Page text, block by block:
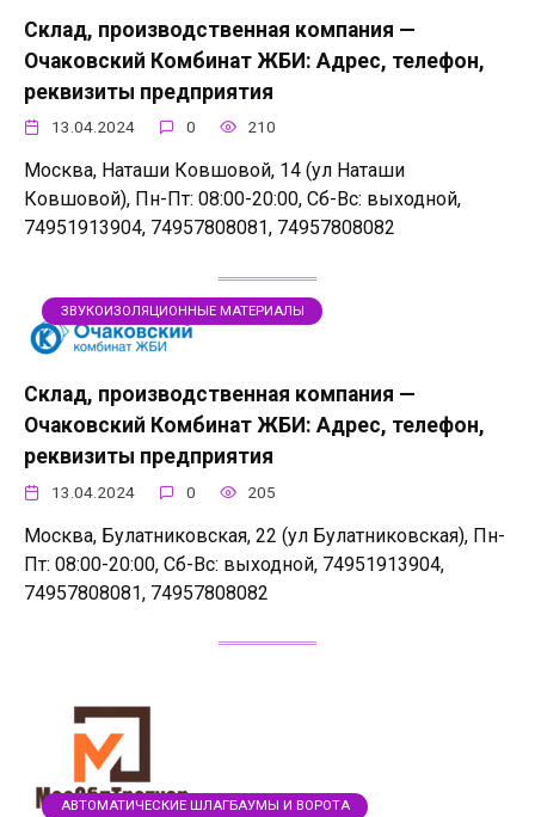
Склад, производственная компания —
Очаковский Комбинат ЖБИ: Адрес, телефон,
реквизиты предприятия
13.04.2024 0 210
Москва, Наташи Ковшовой, 14 (ул Наташи
Ковшовой), Пн-Пт: 08:00-20:00, Сб-Вс: выходной,
74951913904, 74957808081, 74957808082
ЗВУКОИЗОЛЯЦИОННЫЕ МАТЕРИАЛЫ
Склад, производственная компания —
Очаковский Комбинат ЖБИ: Адрес, телефон,
реквизиты предприятия
13.04.2024 0 205
Москва, Булатниковская, 22 (ул Булатниковская), Пн-
Пт: 08:00-20:00, Сб-Вс: выходной, 74951913904,
74957808081, 74957808082
АВТОМАТИЧЕСКИЕ ШЛАГБАУМЫ И ВОРОТА